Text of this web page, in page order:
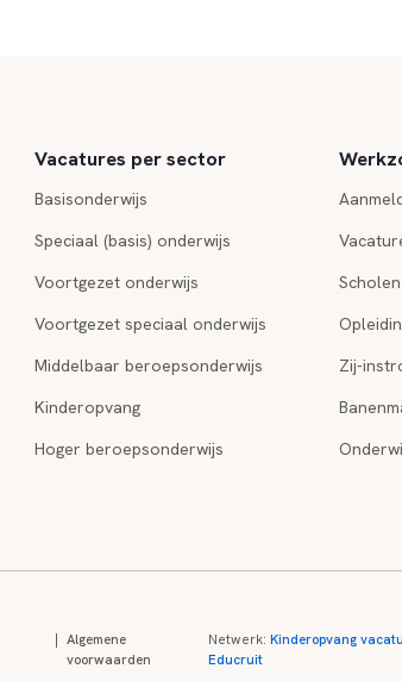
Vacatures per sector
Basisonderwijs
Speciaal (basis) onderwijs
Voortgezet onderwijs
Voortgezet speciaal onderwijs
Middelbaar beroepsonderwijs
Kinderopvang
Hoger beroepsonderwijs
Scholen
Zij-
Algemene
voorwaarden
Netwerk: Kinderopvang
Educruit